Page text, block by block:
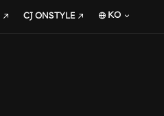
CJ ONSTYLE KO